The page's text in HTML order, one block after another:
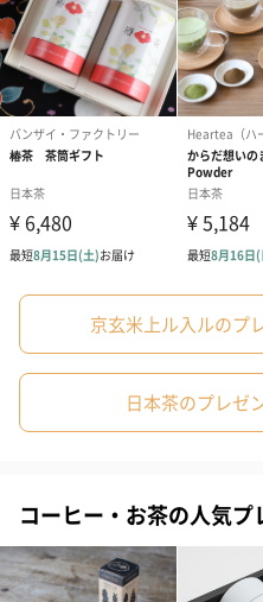
コットン巾着 【誕生
日】（グレー）M（550
円）
コッ
日】
ク）
結婚祝いちょい足しギフト
結婚祝いギフトへの＋αにおす
ションをご用意いたしました。
商品と同梱してお届けいたしま
ブライダルロリポップ
ドレス（いちご味)
（1,122円）
ブラ
タキ
（
京玄米上ル入ルのプ
日本茶のプレゼ
コーヒー・お茶の人気プ